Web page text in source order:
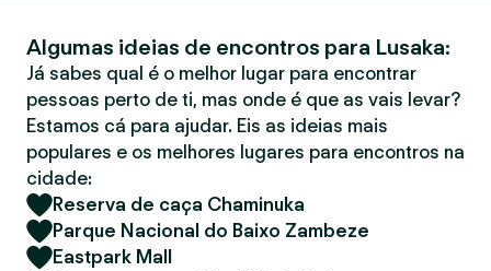
r
Algumas ideias de encontros para Lusaka:
Já sabes qual é o melhor lugar para encontrar
pessoas perto de ti, mas onde é que as vais levar?
Estamos cá para ajudar. Eis as ideias mais
populares e os melhores lugares para encontros na
cidade:
Reserva de caça Chaminuka
Parque Nacional do Baixo Zambeze
Eastpark Mall